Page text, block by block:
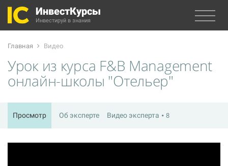
ИнвестКурсы
Инвестируй в знания
Главная Видео
Урок из курса F&B Management
онлайн-школы "Отельер"
Просмотр Об эксперте Видео эксперта 8